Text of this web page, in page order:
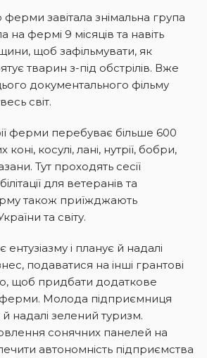
завітала знімальна група
на фермі 9 місяців та навіть
щоб зафільмувати, як
тварин з-під обстрілів. Вже
документального фільму
світ.
ферми перебуває більше 600
косулі, лані, нутрії, бобри,
Тут проходять сесії
для ветеранів та
також приїжджають
та світу.
ентузіазму і планує й надалі
подаватися на інші грантові
щоб придбати додаткове
ферми. Молода підприємниця
надалі зелений туризм.
сонячних панелей на
автономність підприємства